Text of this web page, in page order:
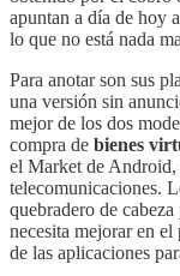
apuntan a día de hoy
lo que no está nada
Para anotar son sus
una versión sin
mejor de los dos
compra de bienes
el Market de Android,
telecomunicaciones.
quebradero de
necesita mejorar en
de las aplicaciones